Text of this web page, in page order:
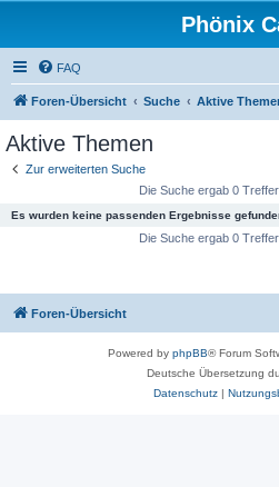
Phönix
FAQ
Foren-Übersicht Suche Aktive
Aktive Themen
Zur erweiterten Suche
Die Suche ergab 0
Es wurden keine passenden Ergebnisse
Die Suche ergab 0
Foren-Übersicht
Powered by phpBB® Forum
Deutsche Übersetzung
Datenschutz|